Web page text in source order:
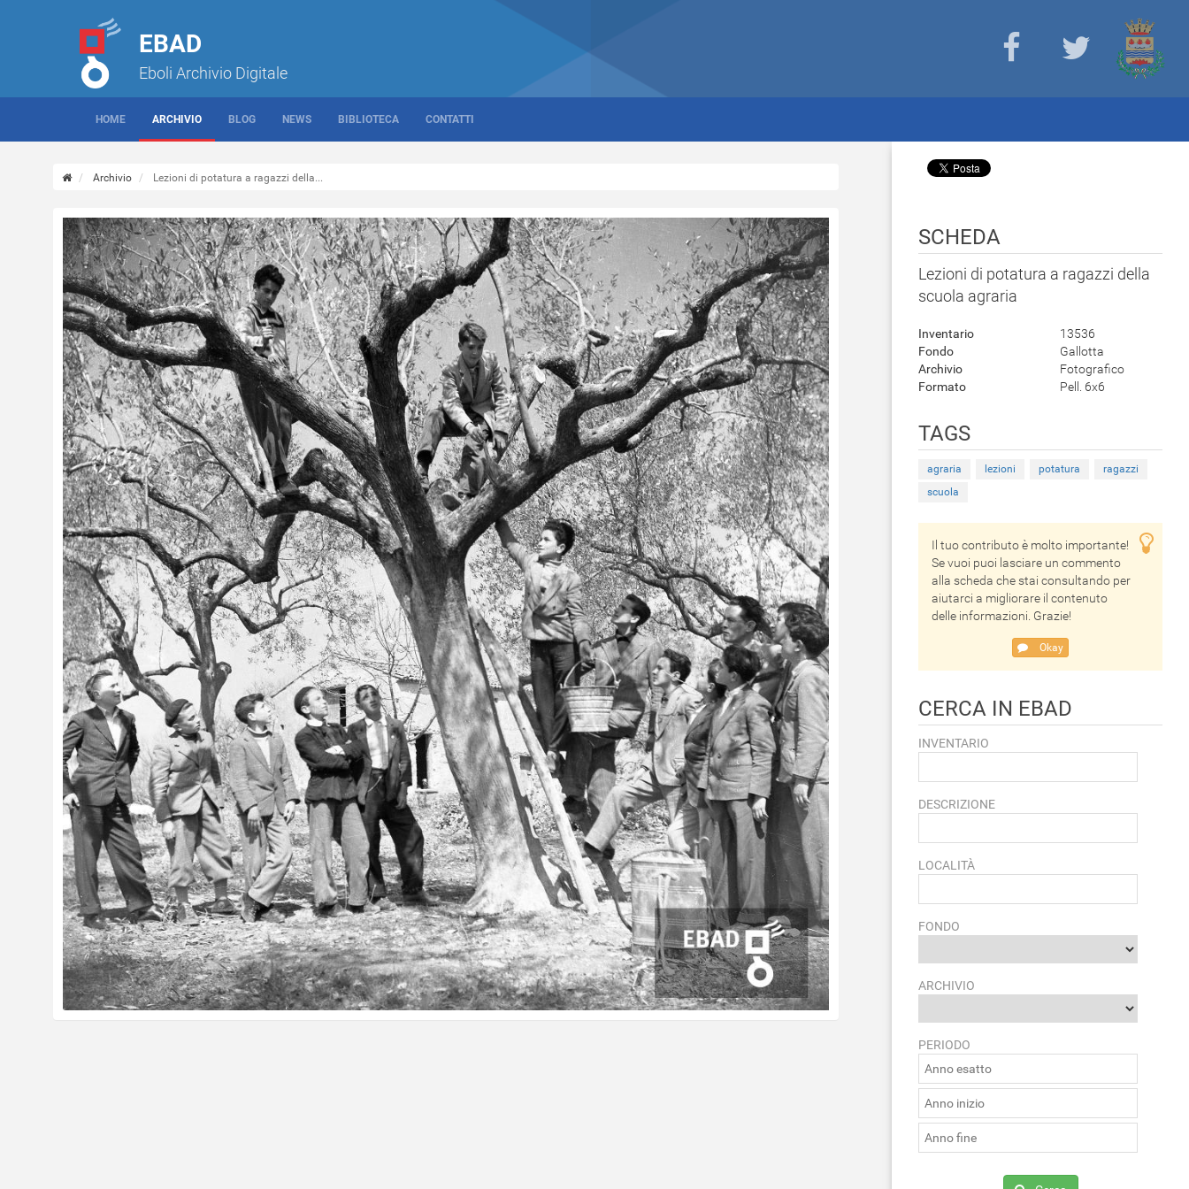
EBAD
Eboli Archivio Digitale
HOME ARCHIVIO BLOG NEWS BIBLIOTECA CONTATTI
Archivio Lezioni di potatura a ragazzi della...
SCHEDA
Lezioni di potatura a ragazzi della
scuola agraria
Inventario
13536
Fondo
Gallotta
Archivio
Fotografico
Formato
Pell. 6x6
TAGS
agraria lezioni potatura
ragazzi
scuola
Il tuo contributo è molto importante!
Se vuoi puoi lasciare un commento
alla scheda che stai consultando per
aiutarci a migliorare il contenuto
delle informazioni. Grazie!
Okay
CERCA IN EBAD
INVENTARIO
DESCRIZIONE
LOCALITÀ
FONDO
ARCHIVIO
PERIODO